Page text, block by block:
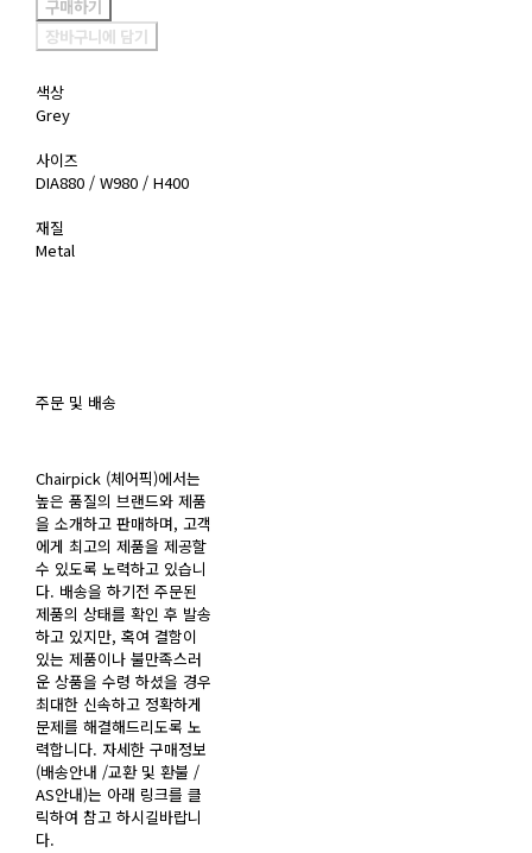
구매하기
장바구니에 담기
색상
Grey
사이즈
DIA880 / W980 / H400
재질
Metal
주문 및 배송
Chairpick (체어픽)에서는
높은 품질의 브랜드와 제품
을 소개하고 판매하며, 고객
에게 최고의 제품을 제공할
수 있도록 노력하고 있습니
다. 배송을 하기전 주문된
제품의 상태를 확인 후 발송
하고 있지만, 혹여 결함이
있는 제품이나 불만족스러
운 상품을 수령 하셨을 경우
최대한 신속하고 정확하게
문제를 해결해드리도록 노
력합니다. 자세한 구매정보
(배송안내 /교환 및 환불 /
AS안내)는 아래 링크를 클
릭하여 참고 하시길바랍니
다.